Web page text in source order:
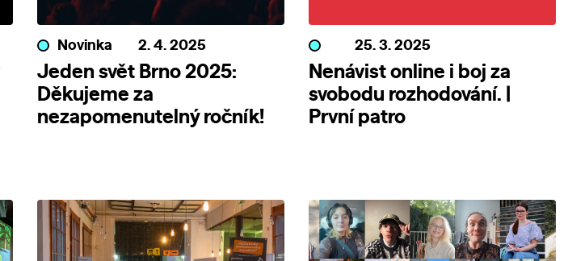
Novinka 2. 4. 2025
Jeden svět Brno 2025:
Děkujeme za
nezapomenutelný ročník!
25. 3. 2025
Nenávist online i boj za
svobodu rozhodování. |
První patro